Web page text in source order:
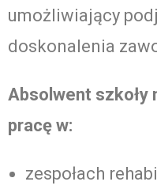
umożliwiający
doskonalenia
Absolwent szkoły
pracę w:
zespołach